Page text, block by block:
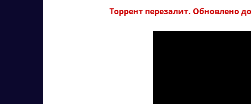
Торрент перезалит. Обновлено